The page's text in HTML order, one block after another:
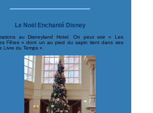
Le Noël Enchanté Disney
au Disneyland Hotel. On peut voir « Les
Fêtes » dont un au pied du sapin tient dans ses
Livre du Temps ».